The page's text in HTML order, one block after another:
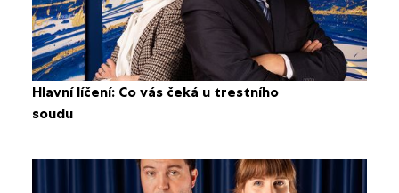
Hlavní líčení: Co vás čeká u trestního
soudu